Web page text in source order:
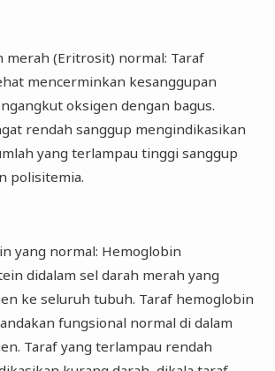
merah (Eritrosit) normal: Taraf
mencerminkan kesanggupan
oksigen dengan bagus.
rendah sanggup mengindikasikan
yang terlampau tinggi sanggup
polisitemia.
yang normal: Hemoglobin
didalam sel darah merah yang
ke seluruh tubuh. Taraf hemoglobin
fungsional normal di dalam
Taraf yang terlampau rendah